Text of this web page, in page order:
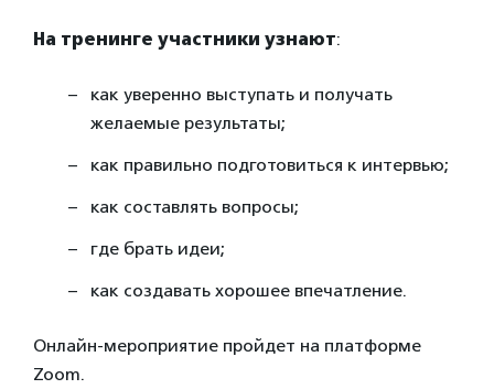
На тренинге участники узнают:
как уверенно выступать и получать
желаемые результаты;
как правильно подготовиться к интервью;
как составлять вопросы;
где брать идеи;
как создавать хорошее впечатление.
Онлайн-мероприятие пройдет на платформе
Zoom.